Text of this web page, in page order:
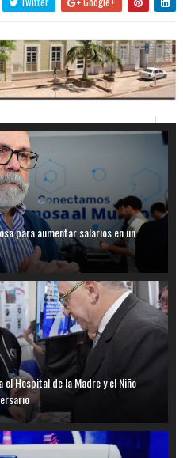
para aumentar salarios en un
Hospital de la Madre y el Niño